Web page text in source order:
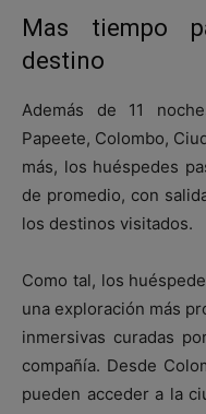
Mas tiempo
destino
Además de 11
Papeete, Colombo,
más, los huéspedes
de promedio, con
los destinos visitados.
Como tal, los
una exploración más
inmersivas curadas
compañía. Desde
pueden acceder a la